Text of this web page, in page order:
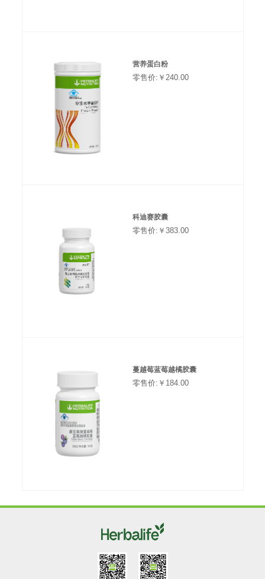
营养蛋白粉
零售价:￥240.00
科迪赛胶囊
零售价:￥383.00
蔓越莓蓝莓越橘胶囊
零售价:￥184.00